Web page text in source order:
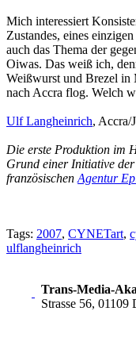
Mich interessiert
Zustandes, eines
auch das Thema der
Oiwas. Das weiß ich,
Weißwurst und Brezel in
nach Accra flog. Welch
Ulf Langheinrich, Accra/
Die erste Produktion im
Grund einer Initiative der
französischen Agentur
Tags: 2007, CYNETart,
ulflangheinrich
Trans-Media-
Strasse 56, 01109